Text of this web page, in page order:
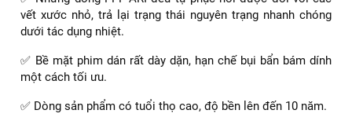
vết xước nhỏ, trả lại trạng thái nguyên trạng nhanh chóng
dưới tác dụng nhiệt.
✅ Bề mặt phim dán rất dày dặn, hạn chế bụi bẩn bám dính
một cách tối ưu.
✅ Dòng sản phẩm có tuổi thọ cao, độ bền lên đến 10 năm.